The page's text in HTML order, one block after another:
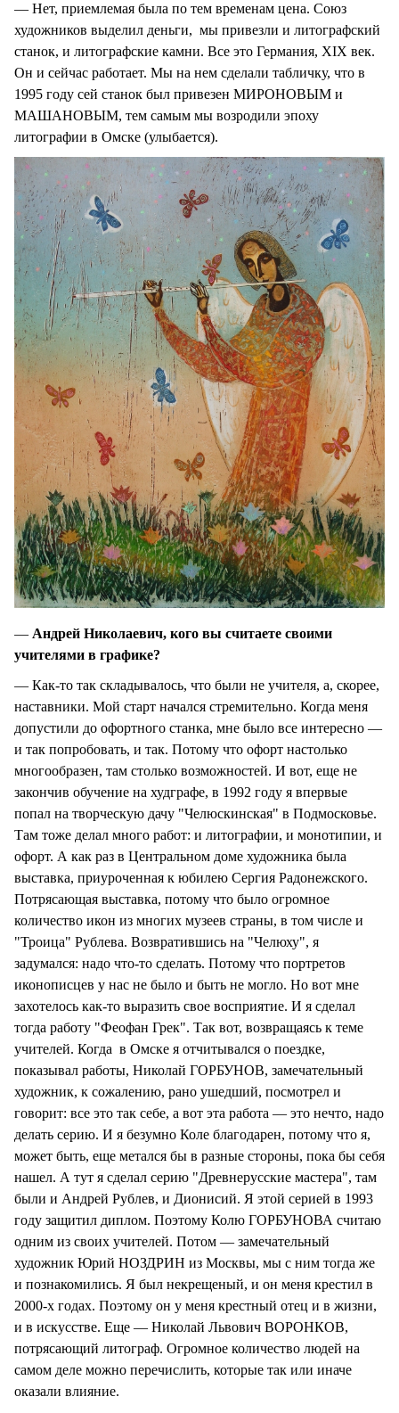
— Нет, приемлемая была по тем временам цена. Союз
художников выделил деньги, мы привезли и литографский
станок, и литографские камни. Все это Германия, XIX век.
Он и сейчас работает. Мы на нем сделали табличку, что в
1995 году сей станок был привезен МИРОНОВЫМ и
МАШАНОВЫМ, тем самым мы возродили эпоху
литографии в Омске (улыбается).
— Андрей Николаевич, кого вы считаете своими
учителями в графике?
— Как-то так складывалось, что были не учителя, а, скорее,
наставники. Мой старт начался стремительно. Когда меня
допустили до офортного станка, мне было все интересно —
и так попробовать, и так. Потому что офорт настолько
многообразен, там столько возможностей. И вот, еще не
закончив обучение на худграфе, в 1992 году я впервые
попал на творческую дачу "Челюскинская" в Подмосковье.
Там тоже делал много работ: и литографии, и монотипии, и
офорт. А как раз в Центральном доме художника была
выставка, приуроченная к юбилею Сергия Радонежского.
Потрясающая выставка, потому что было огромное
количество икон из многих музеев страны, в том числе и
"Троица" Рублева. Возвратившись на "Челюху", я
задумался: надо что-то сделать. Потому что портретов
иконописцев у нас не было и быть не могло. Но вот мне
захотелось как-то выразить свое восприятие. И я сделал
тогда работу "Феофан Грек". Так вот, возвращаясь к теме
учителей. Когда в Омске я отчитывался о поездке,
показывал работы, Николай ГОРБУНОВ, замечательный
художник, к сожалению, рано ушедший, посмотрел и
говорит: все это так себе, а вот эта работа — это нечто, надо
делать серию. И я безумно Коле благодарен, потому что я,
может быть, еще метался бы в разные стороны, пока бы себя
нашел. А тут я сделал серию "Древнерусские мастера", там
были и Андрей Рублев, и Дионисий. Я этой серией в 1993
году защитил диплом. Поэтому Колю ГОРБУНОВА считаю
одним из своих учителей. Потом — замечательный
художник Юрий НОЗДРИН из Москвы, мы с ним тогда же
и познакомились. Я был некрещеный, и он меня крестил в
2000-х годах. Поэтому он у меня крестный отец и в жизни,
и в искусстве. Еще — Николай Львович ВОРОНКОВ,
потрясающий литограф. Огромное количество людей на
самом деле можно перечислить, которые так или иначе
оказали влияние.